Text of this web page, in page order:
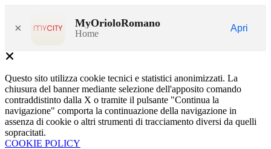
× MyOrioloRomano
Home
Apri
Questo sito utilizza cookie tecnici e statistici anonimizzati. La
chiusura del banner mediante selezione dell'apposito comando
contraddistinto dalla X o tramite il pulsante "Continua la
navigazione" comporta la continuazione della navigazione in
assenza di cookie o altri strumenti di tracciamento diversi da quelli
sopracitati.
COOKIE POLICY